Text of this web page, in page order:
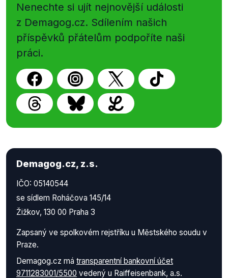
Nenechte si ujít nejnovější události
z Demagog.cz. Sdílením našich
příspěvků přátelům podpoříte naši
práci.
Demagog.cz, z.s.
IČO: 05140544
se sídlem Roháčova 145/14
Žižkov, 130 00 Praha 3
Zapsaný ve spolkovém rejstříku u Městského soudu v
Praze.
Demagog.cz má transparentní bankovní účet
9711283001/5500 vedený u Raiffeisenbank, a.s.